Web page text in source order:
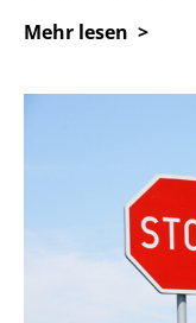
Mehr lesen